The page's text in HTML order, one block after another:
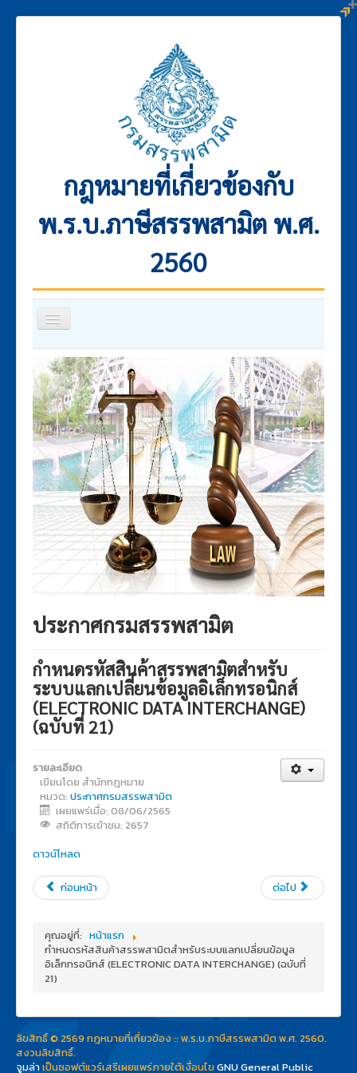
กฎหมายที่เกี่ยวข้องกับ
พ.ร.บ.ภาษีสรรพสามิต พ.ศ.
2560
สลับ
วิ
เก
ชั่น
พ.ร.บ.ภาษีสรรพสามิต 2560
พระราชกฤษฎีกา
กฎกระทรวง
ประกาศกระทรวงการคลัง
ประกาศกรมสรรพสามิต
ระเบียบกรมสรรพสามิต
คำสั่งกรมสรรพสามิต
กฎสํานักนายกรัฐมนตรี
กฎหมายอื่นๆ
แบบฟอร์มภาษีสรรพสามิต
ประกาศกรมสรรพสามิต
กำหนดรหัสสินค้าสรรพสามิตสำหรับ
ระบบแลกเปลี่ยนข้อมูลอิเล็กทรอนิกส์
(ELECTRONIC DATA INTERCHANGE)
(ฉบับที่ 21)
รายละเอียด
เขียนโดย สำนักกฎหมาย
หมวด: ประกาศกรมสรรพสามิต
เผยแพร่เมื่อ: 08/06/2565
สถิติการเข้าชม: 2657
ดาวน์โหลด
ก่อนหน้า ต่อไป
คุณอยู่ที่: หน้าแรก
กำหนดรหัสสินค้าสรรพสามิตสำหรับระบบแลกเปลี่ยนข้อมูล
อิเล็กทรอนิกส์ (ELECTRONIC DATA INTERCHANGE) (ฉบับที่
21)
ลิขสิทธิ์ © 2569 กฎหมายที่เกี่ยวข้อง :: พ.ร.บ.ภาษีสรรพสามิต พ.ศ. 2560.
สงวนลิขสิทธิ์.
จูมล่าเป็นซอฟต์แวร์เสรีเผยแพร่ภายใต้เงื่อนไขGNU General Public